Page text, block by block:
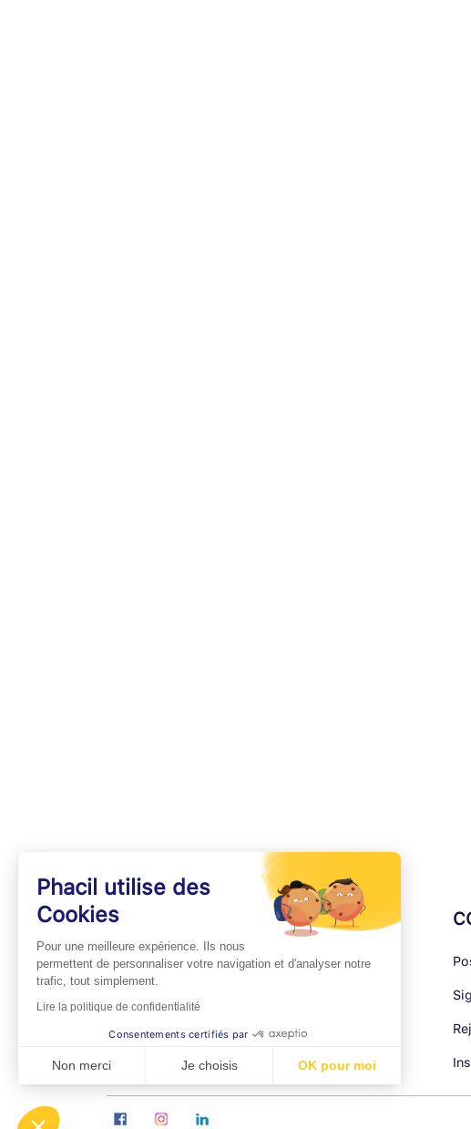
INFOS PRATIQUES
Professionnels de Santé
Espace Pharmaciens
Foire aux questions
Phacil utilise des
Cookies
Pour une meilleure expérience. Ils nous
permettent de personnaliser votre navigation et d'analyser notre
trafic, tout simplement.
Lire la politique de confidentialité
Consentements certifiés par
Non merci Je choisis OK pour moi
Axeptio consent
Plateforme de Gestion du Consentement : Personnalisez